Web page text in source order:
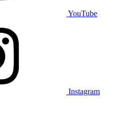
YouTube
Instagram